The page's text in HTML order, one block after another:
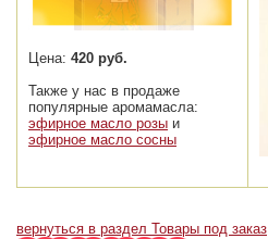
Цена: 420 руб.
Также у нас в продаже
популярные аромамасла:
эфирное масло розы и
эфирное масло сосны
вернуться в раздел Товары под заказ